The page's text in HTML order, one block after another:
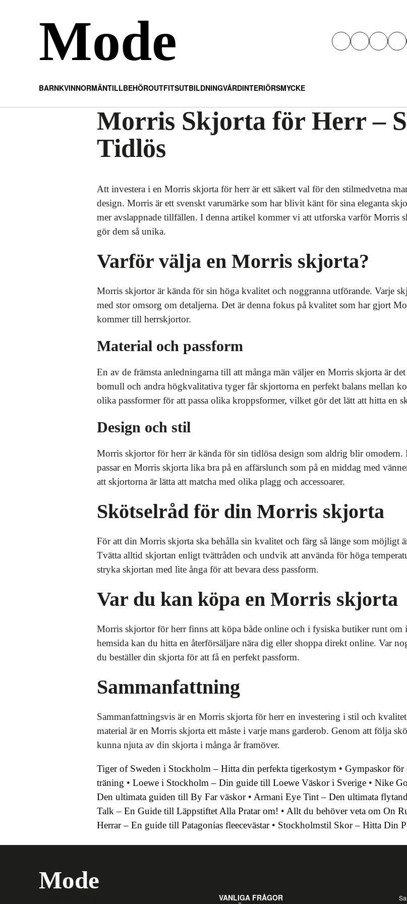
Mode
BARNKVINNORMÄNTILLBEHÖROUTFITSUTBILDNINGVÅRDINTERIÖRSMYCKE
Morris Skjorta för Herr –
Tidlös
Att investera i en Morris skjorta för herr är ett säkert val för den stilmedvetna
design. Morris är ett svenskt varumärke som har blivit känt för sina eleganta
mer avslappnade tillfällen. I denna artikel kommer vi att utforska varför Morris
gör dem så unika.
Varför välja en Morris skjorta?
Morris skjortor är kända för sin höga kvalitet och noggranna utförande. Varje
med stor omsorg om detaljerna. Det är denna fokus på kvalitet som har gjort
kommer till herrskjortor.
Material och passform
En av de främsta anledningarna till att många män väljer en Morris skjorta är
bomull och andra högkvalitativa tyger får skjortorna en perfekt balans mellan
olika passformer för att passa olika kroppsformer, vilket gör det lätt att hitta en
Design och stil
Morris skjortor för herr är kända för sin tidlösa design som aldrig blir omodern.
passar en Morris skjorta lika bra på en affärslunch som på en middag med
att skjortorna är lätta att matcha med olika plagg och accessoarer.
Skötselråd för din Morris skjorta
För att din Morris skjorta ska behålla sin kvalitet och färg så länge som möjligt
Tvätta alltid skjortan enligt tvättråden och undvik att använda för höga
stryka skjortan med lite ånga för att bevara dess passform.
Var du kan köpa en Morris skjorta
Morris skjortor för herr finns att köpa både online och i fysiska butiker runt om
hemsida kan du hitta en återförsäljare nära dig eller shoppa direkt online. Var
du beställer din skjorta för att få en perfekt passform.
Sammanfattning
Sammanfattningsvis är en Morris skjorta för herr en investering i stil och
material är en Morris skjorta ett måste i varje mans garderob. Genom att följa
kunna njuta av din skjorta i många år framöver.
Tiger of Sweden i Stockholm – Hitta din perfekta tigerkostym • Gympaskor för
träning • Loewe i Stockholm – Din guide till Loewe Väskor i Sverige • Nike
Den ultimata guiden till By Far väskor• Armani Eye Tint – Den ultimata
Talk – En Guide till Läppstiftet Alla Pratar om! • Allt du behöver veta om On
Herrar – En guide till Patagonias fleecevästar• Stockholmstil Skor – Hitta Din
Mode
VANLIGA FRÅGOR